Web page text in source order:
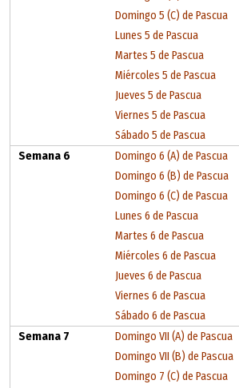
Domingo 5 (C) de Pascua
Lunes 5 de Pascua
Martes 5 de Pascua
Miércoles 5 de Pascua
Jueves 5 de Pascua
Viernes 5 de Pascua
Sábado 5 de Pascua
Semana 6
Domingo 6 (A) de Pascua
Domingo 6 (B) de Pascua
Domingo 6 (C) de Pascua
Lunes 6 de Pascua
Martes 6 de Pascua
Miércoles 6 de Pascua
Jueves 6 de Pascua
Viernes 6 de Pascua
Sábado 6 de Pascua
Semana 7
Domingo VII (A) de Pascua
Domingo VII (B) de Pascua
Domingo 7 (C) de Pascua